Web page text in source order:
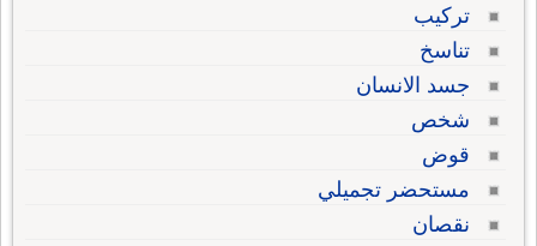
تركيب
تناسخ
جسد الانسان
شخص
قوض
مستحضر تجميلي
نقصان